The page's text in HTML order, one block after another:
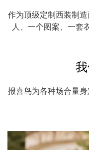
作为顶级定制西装制
人、一个图案、一套
报喜鸟为各种场合量